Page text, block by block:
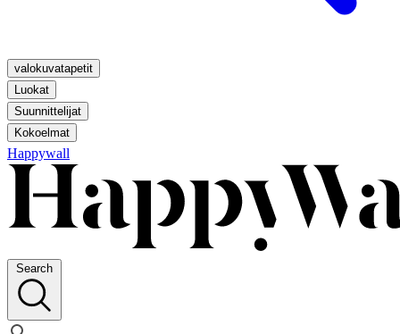
valokuvatapetit
Luokat
Suunnittelijat
Kokoelmat
Happywall
Search